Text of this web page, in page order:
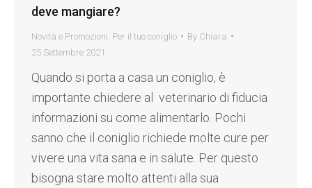
deve mangiare?
Novità e Promozioni Per il tuo coniglio By Chiara
25 Settembre 2021
Quando si porta a casa un coniglio, è
importante chiedere al veterinario di fiducia
informazioni su come alimentarlo. Pochi
sanno che il coniglio richiede molte cure per
vivere una vita sana e in salute. Per questo
bisogna stare molto attenti alla sua